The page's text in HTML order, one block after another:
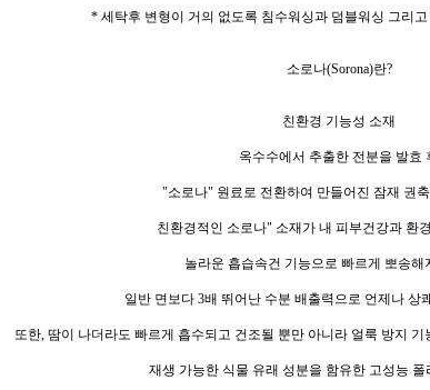
* 세탁후 변형이 거의 없도록 침수워싱과 덤블워싱 그리
소로나(Sorona)란?
친환경 기능성 소재
옥수수에서 추출한 전분을 발효
"소로나" 원료로 전환하여 만들어진 잠재 권
친환경적인 소로나" 소재가 내 피부건강과 환
놀라운 흡습속건 기능으로 빠르게 뽀송해
일반 면보다 3배 뛰어난 수분 배출력으로 언제나 상
또한, 땀이 나더라도 빠르게 흡수되고 건조될 뿐만 아니라 얼룩 방지
재생 가능한 식물 유래 성분을 함유한 고성능 폴